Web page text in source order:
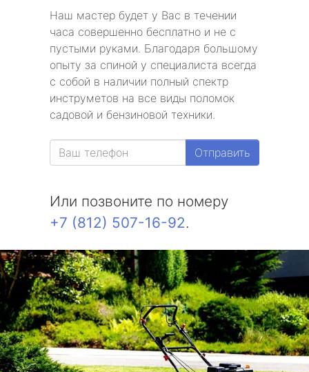
Наш мастер будет у Вас в течении
часа совершенно бесплатно и не с
пустыми руками. Благодаря большому
опыту за спиной у специалиста всегда
с собой в наличии полный спектр
инструметов на все виды поломок
садовой и бензиновой техники.
Отправить
Или позвоните по номеру
+7 (812) 507-16-92.